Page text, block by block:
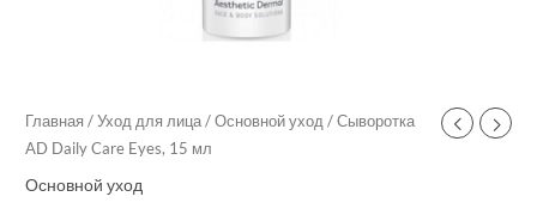
Главная /Уход для лица /Основной уход / Сыворотка
AD Daily Care Eyes, 15 мл
Основной уход